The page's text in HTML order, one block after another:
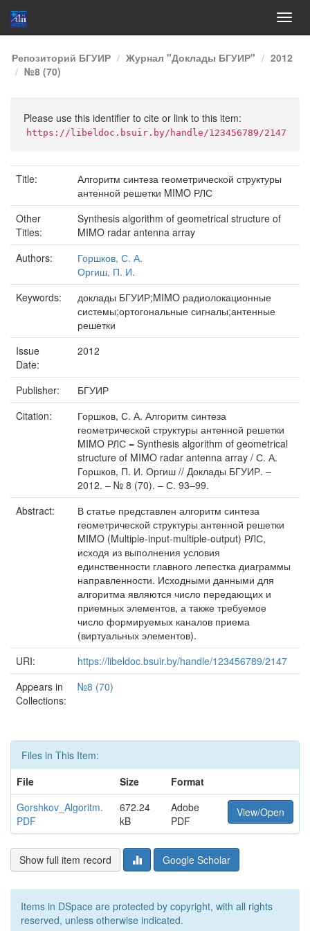
Skip
navigation
Репозиторий БГУИР Журнал "Доклады БГУИР"
2012
№8 (70)
Please use this identifier to cite or link to this item:
https://libeldoc.bsuir.by/handle/123456789/2147
Title:
Алгоритм синтеза геометрической структуры
антенной решетки MIMO РЛС
Other
Titles:
Synthesis algorithm of geometrical structure of
MIMO radar antenna array
Authors:
Горшков, С. А.
Оргиш, П. И.
Keywords:
доклады БГУИР;MIMO радиолокационные
системы;ортогональные сигналы;антенные
решетки
Issue
Date:
2012
Publisher:
БГУИР
Citation:
Горшков, С. А. Алгоритм синтеза
геометрической структуры антенной решетки
MIMO РЛС = Synthesis algorithm of geometrical
structure of MIMO radar antenna array / С. А.
Горшков, П. И. Оргиш // Доклады БГУИР. –
2012. – № 8 (70). – С. 93–99.
Abstract:
В статье представлен алгоритм синтеза
геометрической структуры антенной решетки
MIMO (Multiple-input-multiple-output) РЛС,
исходя из выполнения условия
единственности главного лепестка диаграммы
направленности. Исходными данными для
алгоритма являются число передающих и
приемных элементов, а также требуемое
число формируемых каналов приема
(виртуальных элементов).
URI:
https://libeldoc.bsuir.by/handle/123456789/2147
Appears in
Collections:
№8 (70)
Files in This Item:
File
Size
Format
Gorshkov_Algoritm.
PDF
672.24
kB
Adobe
PDF
View/Open
Show full item record Google Scholar
Items in DSpace are protected by copyright, with all rights
reserved, unless otherwise indicated.